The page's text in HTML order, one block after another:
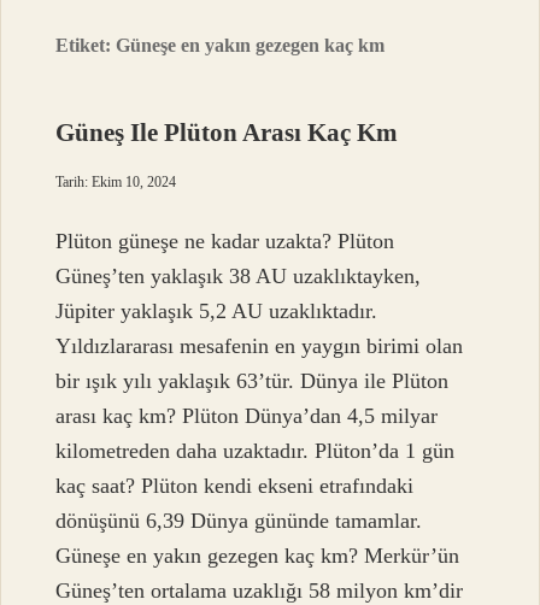
Etiket:Güneşe en yakın gezegen kaç km
Güneş Ile Plüton Arası Kaç Km
Tarih: Ekim 10, 2024
Plüton güneşe ne kadar uzakta? Plüton
Güneş’ten yaklaşık 38 AU uzaklıktayken,
Jüpiter yaklaşık 5,2 AU uzaklıktadır.
Yıldızlararası mesafenin en yaygın birimi olan
bir ışık yılı yaklaşık 63’tür. Dünya ile Plüton
arası kaç km? Plüton Dünya’dan 4,5 milyar
kilometreden daha uzaktadır. Plüton’da 1 gün
kaç saat? Plüton kendi ekseni etrafındaki
dönüşünü 6,39 Dünya gününde tamamlar.
Güneşe en yakın gezegen kaç km? Merkür’ün
Güneş’ten ortalama uzaklığı 58 milyon km’dir